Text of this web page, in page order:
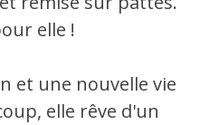
elle !
et une nouvelle vie
elle rêve d'un